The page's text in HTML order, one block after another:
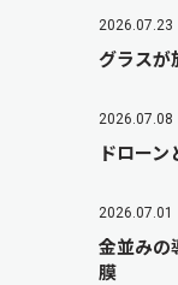
2026.07.23
グラスが
2026.07.08
ドロー
2026.07.01
金並みの
膜